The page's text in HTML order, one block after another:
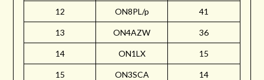
12 ON8PL/p 41
13 ON4AZW 36
14 ON1LX 15
15 ON3SCA 14